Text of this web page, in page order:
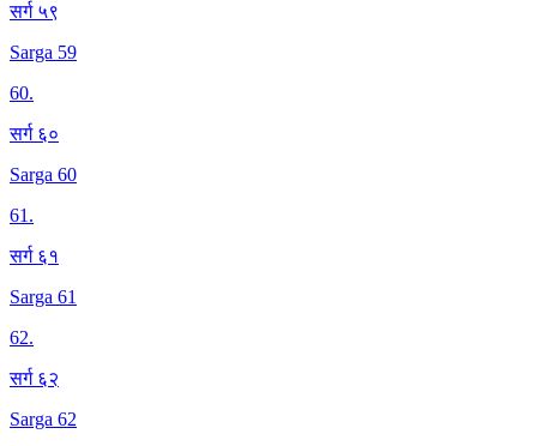
सर्ग ५९
Sarga 59
60.
सर्ग ६०
Sarga 60
61.
सर्ग ६१
Sarga 61
62.
सर्ग ६२
Sarga 62